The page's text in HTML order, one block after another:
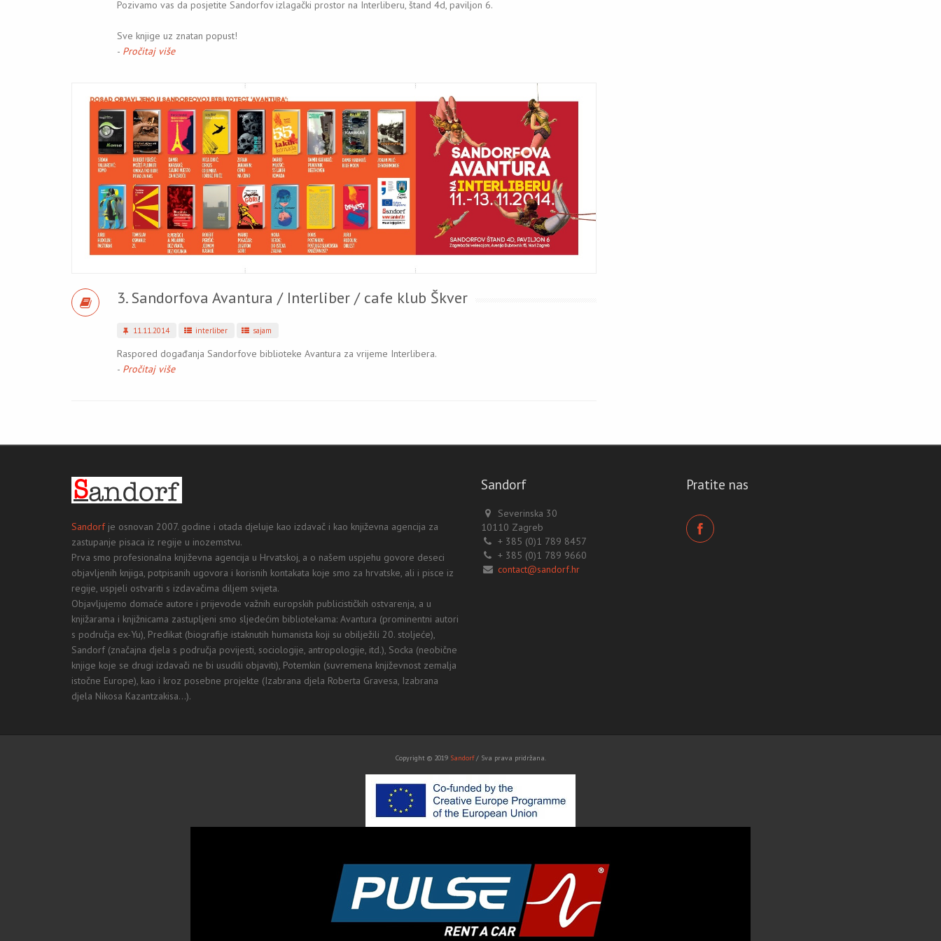
Pozivamo vas da posjetite Sandorfov izlagački prostor na Interliberu, štand 4d, paviljon 6.
Sve knjige uz znatan popust!
- Pročitaj više
3. Sandorfova Avantura / Interliber / cafe klub Škver
11.11.2014 interliber sajam
Raspored događanja Sandorfove biblioteke Avantura za vrijeme Interlibera.
- Pročitaj više
Sandorfje osnovan 2007. godine i otada djeluje kao izdavač i kao književna agencija za
zastupanje pisaca iz regije u inozemstvu.
Prva smo profesionalna književna agencija u Hrvatskoj, a o našem uspjehu govore deseci
objavljenih knjiga, potpisanih ugovora i korisnih kontakata koje smo za hrvatske, ali i pisce iz
regije, uspjeli ostvariti s izdavačima diljem svijeta.
Objavljujemo domaće autore i prijevode važnih europskih publicističkih ostvarenja, a u
knjižarama i knjižnicama zastupljeni smo sljedećim bibliotekama: Avantura (prominentni autori
s područja ex-Yu), Predikat (biografije istaknutih humanista koji su obilježili 20. stoljeće),
Sandorf (značajna djela s područja povijesti, sociologije, antropologije, itd.), Socka (neobične
knjige koje se drugi izdavači ne bi usudili objaviti), Potemkin (suvremena književnost zemalja
istočne Europe), kao i kroz posebne projekte (Izabrana djela Roberta Gravesa, Izabrana
djela Nikosa Kazantzakisa...).
Sandorf
Severinska 30
10110 Zagreb
+ 385 (0)1 789 8457
+ 385 (0)1 789 9660
contact@sandorf.hr
Pratite nas
Copyright © 2019 Sandorf/ Sva prava pridržana.